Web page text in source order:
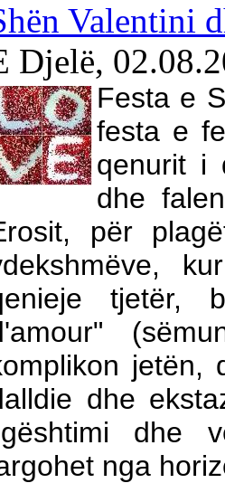
Valentini
Djelë,
Festa e
festa e
qenurit i
dhe
për
tjetër,
jetën,
dhe
dhe
nga